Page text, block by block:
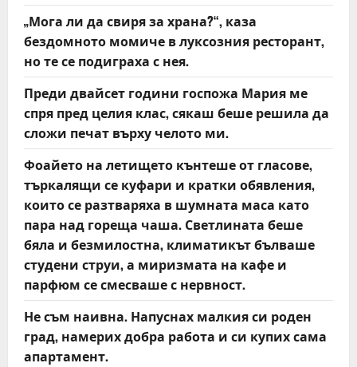
„Мога ли да свиря за храна?“, каза
бездомното момиче в луксозния ресторант,
но те се подиграха с нея.
Преди двайсет години госпожа Мария ме
спря пред целия клас, сякаш беше решила да
сложи печат върху челото ми.
Фоайето на летището кънтеше от гласове,
търкалящи се куфари и кратки обявления,
които се разтваряха в шумната маса като
пара над гореща чаша. Светлината беше
бяла и безмилостна, климатикът бълваше
студени струи, а миризмата на кафе и
парфюм се смесваше с нервност.
Не съм наивна. Напуснах малкия си роден
град, намерих добра работа и си купих сама
апартамент.